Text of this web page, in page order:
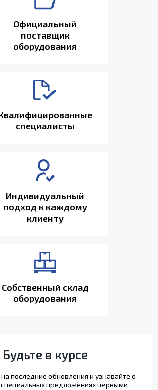
Официальный
поставщик
оборудования
специалисты
Индивидуальный
подход к каждому
клиенту
Собственный склад
оборудования
Будьте в курсе
последние обновления и узнавайте о
специальных предложениях первыми